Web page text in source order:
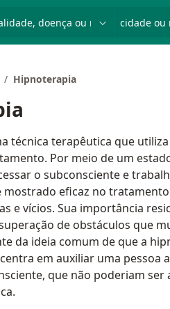
Hipnoterapia
técnica terapêutica que
Por meio de um
o subconsciente e
eficaz no
e vícios. Sua importância
de obstáculos que
da ideia comum de que a
em auxiliar uma pessoa
que não poderiam